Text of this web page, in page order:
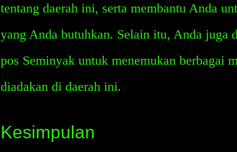
tentang daerah ini, serta membantu Anda
yang Anda butuhkan. Selain itu, Anda juga
pos Seminyak untuk menemukan berbagai
diadakan di daerah ini.
Kesimpulan